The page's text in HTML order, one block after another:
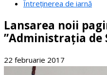
Întreținerea de iarnă
Lansarea noii
”Administrația
22 februarie 2017